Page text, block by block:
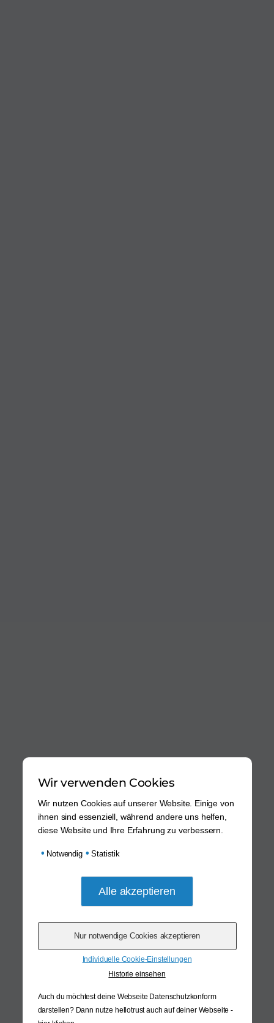
Wir verwenden Cookies
Wir nutzen Cookies auf unserer Website. Einige von
ihnen sind essenziell, während andere uns helfen,
diese Website und Ihre Erfahrung zu verbessern.
• Notwendig • Statistik
Individuelle Cookie-Einstellungen
Historie einsehen
Auch du möchtest deine Webseite Datenschutzkonform
darstellen? Dann nutze hellotrust auch auf deiner Webseite -